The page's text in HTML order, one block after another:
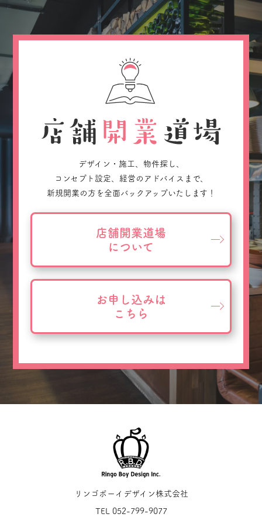
デザイン・施工、物件探し、
コンセプト設定、経営のアドバイスまで、
新規開業の方を全面バックアップいたします！
店舗開業道場
について
お申し込みは
こちら
リンゴボーイデザイン株式会社
TEL 052-799-9077